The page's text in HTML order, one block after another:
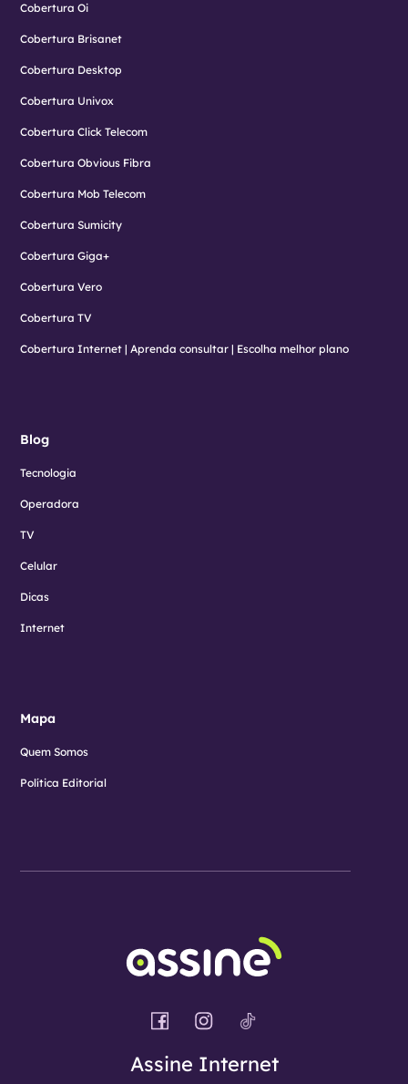
Cobertura Oi
Cobertura Brisanet
Cobertura Desktop
Cobertura Univox
Cobertura Click Telecom
Cobertura Obvious Fibra
Cobertura Mob Telecom
Cobertura Sumicity
Cobertura Giga+
Cobertura Vero
Cobertura TV
Cobertura Internet | Aprenda consultar | Escolha melhor plano
Blog
Tecnologia
Operadora
TV
Celular
Dicas
Internet
Mapa
Quem Somos
Política Editorial
Assine Internet